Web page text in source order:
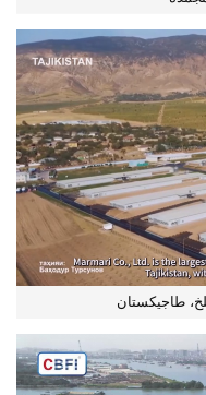
طاجيكستان